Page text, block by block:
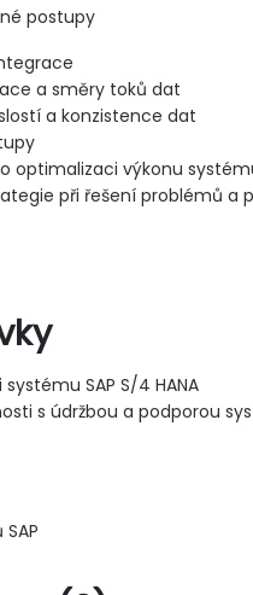
postupy
a směry toků dat
a konzistence dat
optimalizaci výkonu
při řešení problémů a
SAP S/4 HANA
s údržbou a podporou